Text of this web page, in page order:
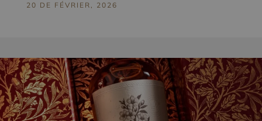
20 DE FÉVRIER, 2026